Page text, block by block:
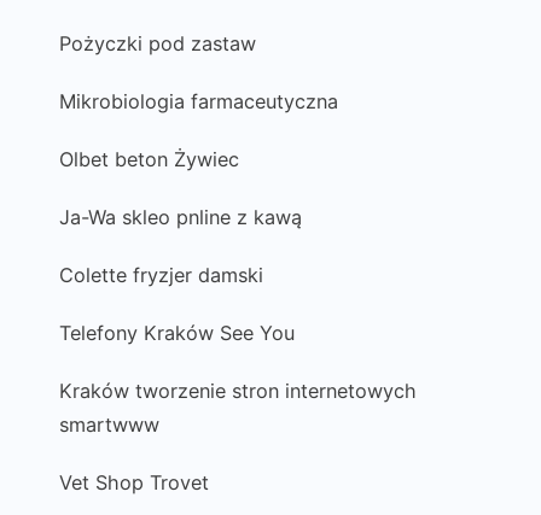
Pożyczki pod zastaw
Mikrobiologia farmaceutyczna
Olbet beton Żywiec
Ja-Wa skleo pnline z kawą
Colette fryzjer damski
Telefony Kraków See You
Kraków tworzenie stron internetowych
smartwww
Vet Shop Trovet